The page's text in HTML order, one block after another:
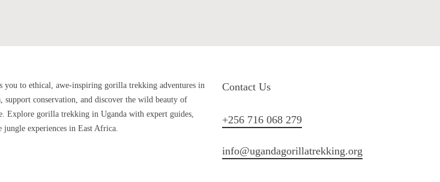
you to ethical, awe-inspiring gorilla trekking adventures in
conservation, and discover the wild beauty of
Explore gorilla trekking in Uganda with expert guides,
experiences in East Africa.
Contact Us
+256 716 068 279
info@ugandagorillatrekking.org